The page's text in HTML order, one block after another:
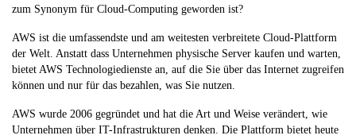
zum Synonym für Cloud-Computing geworden ist?
AWS ist die umfassendste und am weitesten verbreitete Cloud-Plattform
der Welt. Anstatt dass Unternehmen physische Server kaufen und warten,
bietet AWS Technologiedienste an, auf die Sie über das Internet zugreifen
können und nur für das bezahlen, was Sie nutzen.
AWS wurde 2006 gegründet und hat die Art und Weise verändert, wie
Unternehmen über IT-Infrastrukturen denken. Die Plattform bietet heute